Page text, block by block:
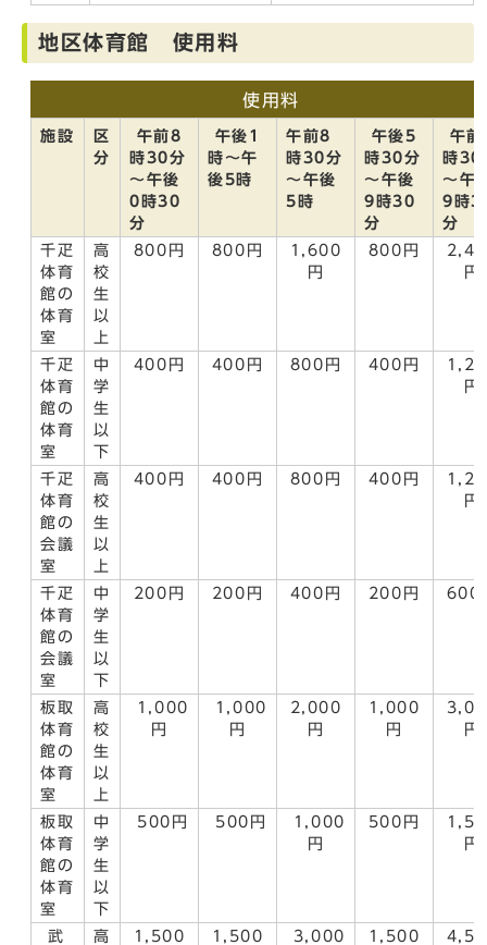
地区体育館 使用料
使用料
施設
区
分
午前8
時30分
～午後
0時30
分
午後1
時～午
後5時
午前8
時30分
～午後
5時
午後5
時30分
～午後
9時30
分
午
時30
～午
9時
分
千疋
体育
館の
体育
室
高
校
生
以
上
800円 800円
1,600
円
800円
円
千疋
体育
館の
体育
室
中
学
生
以
下
400円 400円 800円 400円
円
千疋
体育
館の
会議
室
高
校
生
以
上
400円 400円 800円 400円
円
千疋
体育
館の
会議
室
中
学
生
以
下
200円 200円 400円 200円 600
板取
体育
館の
体育
室
高
校
生
以
上
1,000
円
1,000
円
2,000
円
1,000
円
円
板取
体育
館の
体育
室
中
学
生
以
下
500円 500円
1,000
円
500円
円
武
高
1,500
1,500
3,000
1,500